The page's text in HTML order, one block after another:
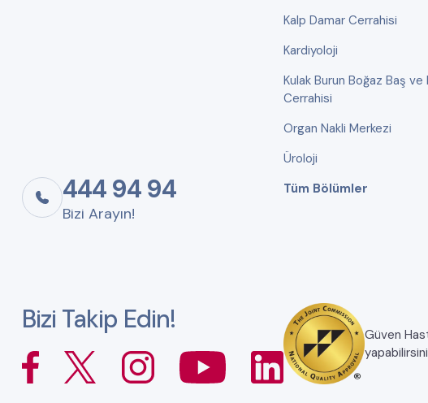
444 94 94
Bizi Arayın!
Kalp Damar Cerrahisi
Kardiyoloji
Kulak Burun Boğaz Baş ve
Cerrahisi
Organ Nakli Merkezi
Üroloji
Tüm Bölümler
Bizi Takip Edin! Güven